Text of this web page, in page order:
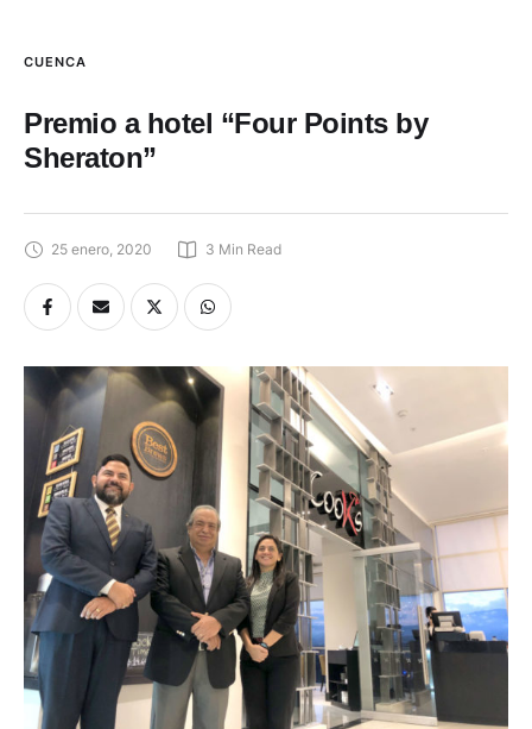
CUENCA
Premio a hotel “Four Points by
Sheraton”
25 enero, 2020 3 Min Read